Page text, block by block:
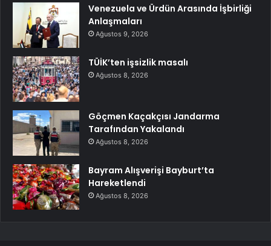
Venezuela ve Ürdün Arasında İşbirliği
Anlaşmaları
Ağustos 9, 2026
TÜİK’ten işsizlik masalı
Ağustos 8, 2026
Göçmen Kaçakçısı Jandarma
Tarafından Yakalandı
Ağustos 8, 2026
Bayram Alışverişi Bayburt’ta
Hareketlendi
Ağustos 8, 2026